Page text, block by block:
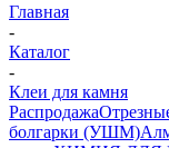
Главная
-
Каталог
-
Клеи для камня
Распродажа
болгарки (УШМ)